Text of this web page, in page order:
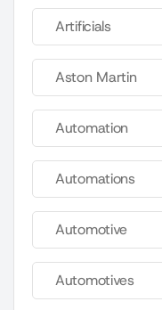
Artificials
Aston Martin
Automation
Automations
Automotive
Automotives